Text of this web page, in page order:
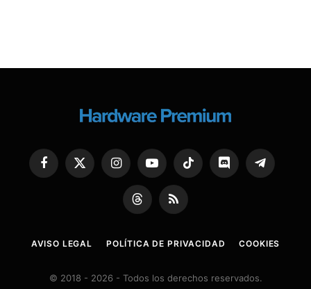
Facebook
X
(Twitter)
InstagramYouTubeTikTok Discord Telegram
ThreadsRSS
AVISO LEGAL POLÍTICA DE PRIVACIDAD COOKIES
© 2018 - 2026 - Todos los derechos reservados.